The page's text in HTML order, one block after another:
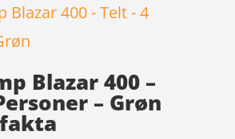
Blazar 400 –
– Grøn